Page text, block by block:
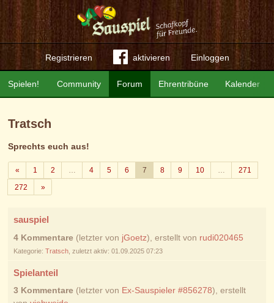
Registrieren aktivieren Einloggen
Community Forum Ehrentribüne Kalender
Spielen!
Tratsch
Sprechts euch aus!
«Zurück
1 2 … 4 5 6 7 8 9 10 …
271
272
»Weiter
sauspiel
4 Kommentare(letzter von jGoetz), erstellt von rudi020465
Kategorie: Tratsch, zuletzt aktiv: 01.09.2025 07:23
Spielanteil
3 Kommentare(letzter von Ex-Sauspieler #856278), erstellt